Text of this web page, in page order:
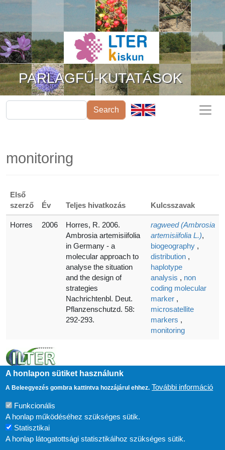
Ugrás a tartalomra
PARLAGFŰ-KUTATÁSOK
Search
monitoring
Első
szerző
Év Teljes hivatkozás Kulcsszavak
Horres 2006
Horres, R. 2006.
Ambrosia artemisiifolia
in Germany - a
molecular approach to
analyse the situation
and the design of
strategies
Nachrichtenbl. Deut.
Pflanzenschutzd. 58:
292-293.
ragweed (Ambrosia
artemisiifolia L.),
biogeography ,
distribution ,
haplotype
analysis , non
coding molecular
marker ,
microsatellite
markers ,
monitoring
A honlapon sütiket használunk
A Beleegyezés gombra kattintva hozzájárul ehhez. További információ
Funkcionális
A honlap működéséhez szükséges sütik.
Statisztikai
A honlap látogatottsági statisztikáihoz szükséges sütik.